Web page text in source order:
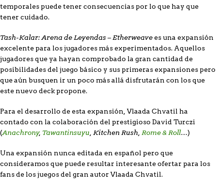
temporales puede tener consecuencias por lo que hay que
tener cuidado.
Tash-Kalar: Arena de Leyendas – Etherweave es una expansión
excelente para los jugadores más experimentados. Aquellos
jugadores que ya hayan comprobado la gran cantidad de
posibilidades del juego básico y sus primeras expansiones pero
que aún busquen ir un poco más allá disfrutarán con los que
este nuevo deck propone.
Para el desarrollo de esta expansión, Vlaada Chvatil ha
contado con la colaboración del prestigioso David Turczi
(Anachrony, Tawantinsuyu, Kitchen Rush, Rome & Roll…)
Una expansión nunca editada en español pero que
consideramos que puede resultar interesante ofertar para los
fans de los juegos del gran autor Vlaada Chvatil.